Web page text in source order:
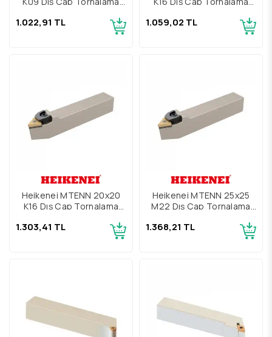
1.022,91 TL 1.059,02 TL
Heikenei MTENN 20x20
K16 Dış Çap Tornalama
1.303,41 TL
Heikenei MTENN 25x25
M22 Dış Çap Tornalama
1.368,21 TL